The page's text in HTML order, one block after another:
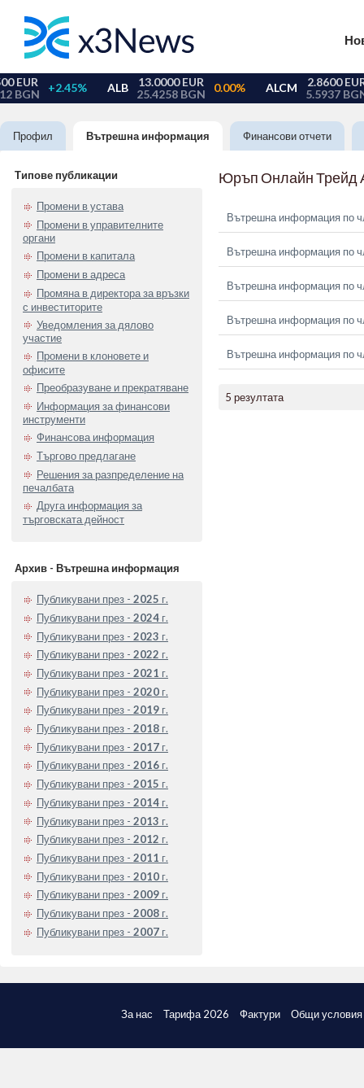
Профил Вътрешна информация Финансови отчети
Типове публикации
Промени в устава
Промени в управителните
органи
Промени в капитала
Промени в адреса
Промяна в директора за връзки
с инвеститорите
Уведомления за дялово
участие
Промени в клоновете и
офисите
Преобразуване и прекратяване
Информация за финансови
инструменти
Финансова информация
Търгово предлагане
Решения за разпределение на
печалбата
Друга информация за
търговската дейност
Архив - Вътрешна информация
Публикувани през - 2025 г.
Публикувани през - 2024 г.
Публикувани през - 2023 г.
Публикувани през - 2022 г.
Публикувани през - 2021 г.
Публикувани през - 2020 г.
Публикувани през - 2019 г.
Публикувани през - 2018 г.
Публикувани през - 2017 г.
Публикувани през - 2016 г.
Публикувани през - 2015 г.
Публикувани през - 2014 г.
Публикувани през - 2013 г.
Публикувани през - 2012 г.
Публикувани през - 2011 г.
Публикувани през - 2010 г.
Публикувани през - 2009 г.
Публикувани през - 2008 г.
Публикувани през - 2007 г.
Юръп Онлайн Трейд
Вътрешна информация по
Вътрешна информация по
Вътрешна информация по
Вътрешна информация по
Вътрешна информация по
5 резултата
За нас Тарифа 2026 Фактури Общи условия